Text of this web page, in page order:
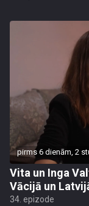
pirms 6 dienām, 2
Vita un Inga
Vācijā un
34. epizode